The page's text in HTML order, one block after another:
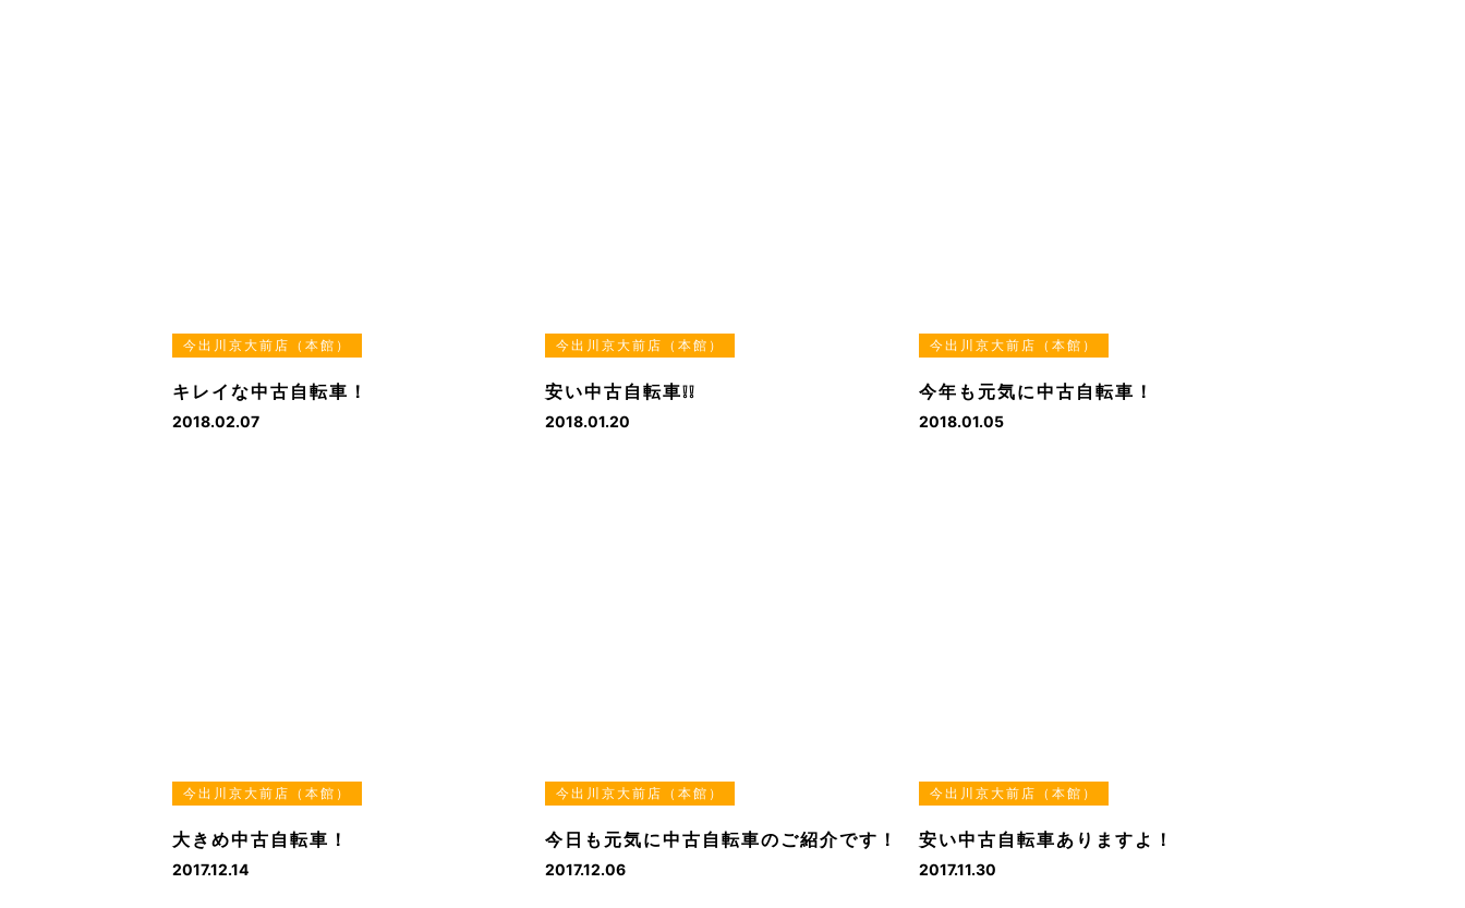
今出川京大前店（本館）
キレイな中古自転車！
2018.02.07
今出川京大前店（本館）
安い中古自転車❕❕
2018.01.20
今出川京大前店（本館）
今年も元気に中古自転車！
2018.01.05
今出川京大前店（本館）
大きめ中古自転車！
2017.12.14
今出川京大前店（本館）
今日も元気に中古自転車のご紹介です！
2017.12.06
今出川京大前店（本館）
安い中古自転車ありますよ！
2017.11.30